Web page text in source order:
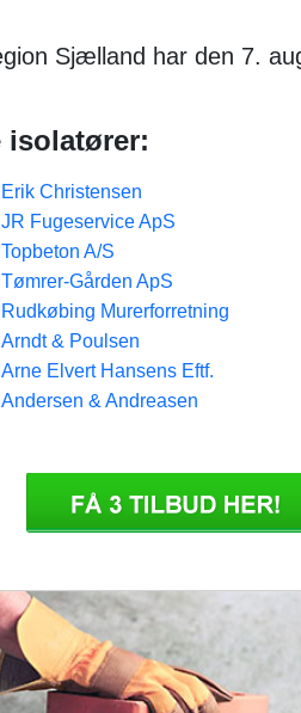
Sjælland har den 7.
isolatører:
Erik Christensen
JR Fugeservice ApS
Topbeton A/S
Tømrer-Gården ApS
Rudkøbing Murerforretning
Arndt & Poulsen
Arne Elvert Hansens Eftf.
Andersen & Andreasen